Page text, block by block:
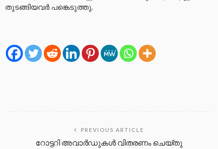
തുടങ്ങിയവർ പങ്കെടുത്തു.
PREVIOUS ARTICLE
റോട്ടറി അവാര്‍ഡുകള്‍ വിതരണം ചെയ്തു